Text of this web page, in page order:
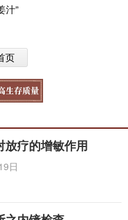
汁”
页
放疗的增敏作用
日